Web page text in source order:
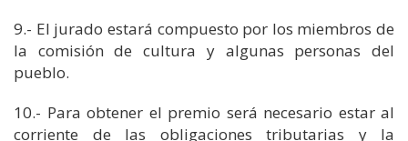
9.- El jurado estará compuesto por los miembros de
la comisión de cultura y algunas personas del
pueblo.
10.- Para obtener el premio será necesario estar al
corriente de las obligaciones tributarias y la